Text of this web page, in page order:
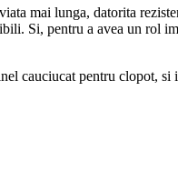
mai lunga, datorita
Si, pentru a avea un rol
cauciucat pentru clopot, si